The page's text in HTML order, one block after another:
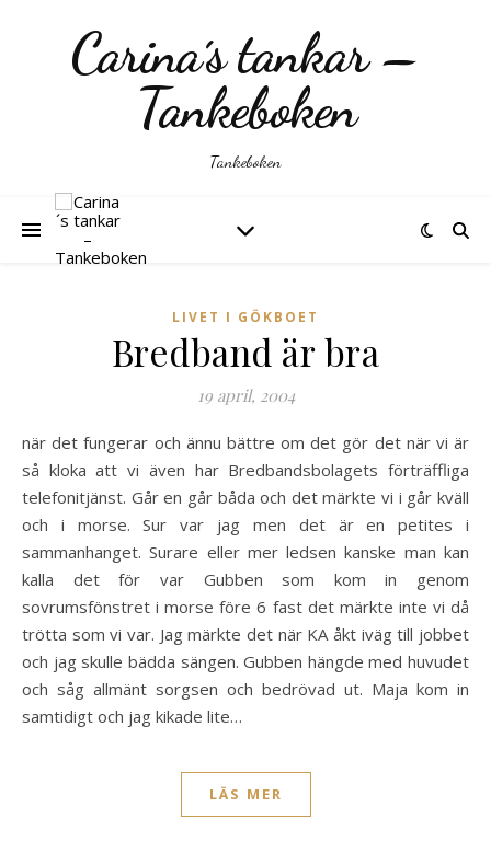
Carina´s tankar –
Tankeboken
Tankeboken
LIVET I GÖKBOET
Bredband är bra
19 april, 2004
när det fungerar och ännu bättre om det gör det när vi är
så kloka att vi även har Bredbandsbolagets förträffliga
telefonitjänst. Går en går båda och det märkte vi i går kväll
och i morse. Sur var jag men det är en petites i
sammanhanget. Surare eller mer ledsen kanske man kan
kalla det för var Gubben som kom in genom
sovrumsfönstret i morse före 6 fast det märkte inte vi då
trötta som vi var. Jag märkte det när KA åkt iväg till jobbet
och jag skulle bädda sängen. Gubben hängde med huvudet
och såg allmänt sorgsen och bedrövad ut. Maja kom in
samtidigt och jag kikade lite…
LÄS MER